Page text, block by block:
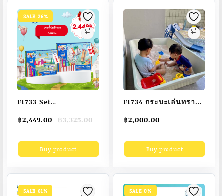
SALE 26%
F1733 Set
( Numberblocks1-10
฿3,325.00
Original
was:
฿3,325.00.
฿2,449.00
Current
is:
฿2,449.00.Buy product
F1734 กระบะเล่นทราย
แดง ฟ้า พร้อมผ้าคลุมรัด
ทรายฆ่าเชื้อ
ถุง 60 กก. ของเล่น รวม
ส่ง
฿2,000.00
Buy product
SALE 61% SALE 0%